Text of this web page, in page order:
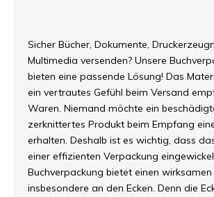
Sicher Bücher, Dokumente,
Multimedia versenden? Unsere
bieten eine passende Lösung! Das
ein vertrautes Gefühl beim Versand
Waren. Niemand möchte ein
zerknittertes Produkt beim Empfang
erhalten. Deshalb ist es wichtig, dass
einer effizienten Verpackung
Buchverpackung bietet einen wirksamen
insbesondere an den Ecken. Denn die